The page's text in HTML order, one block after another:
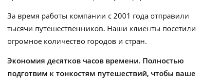
За время работы компании с 2001 года отправили
тысячи путешественников. Наши клиенты посетили
огромное количество городов и стран.
Экономия десятков часов времени. Полностью
подготвим к тонкостям путешествий, чтобы ваше